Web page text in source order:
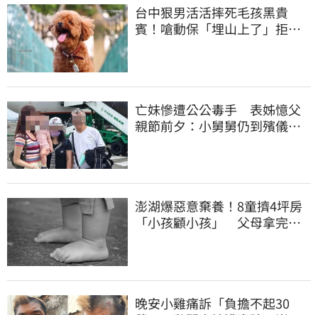
台中狠男活活摔死毛孩黑貴
賓！嗆動保「埋山上了」拒交
亡妹慘遭公公毒手 表姊憶父
親節前夕：小舅舅仍到殯儀館
澎湖爆惡意棄養！8童擠4坪房
「小孩顧小孩」 父母拿完補
晚安小雞痛訴「負擔不起30